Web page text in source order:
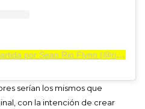
por Sean Rio Flynn (@rioflynn)
serían los mismos que
con la intención de crear